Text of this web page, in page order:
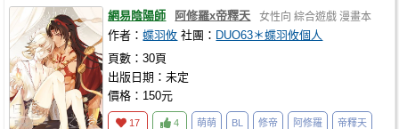
網易陰陽師 阿修羅x帝釋天 女性向 綜合遊戲 漫畫本
作者：蝶羽攸 社團： DUO63＊蝶羽攸個人
頁數：30頁
出版日期：未定
價格：150元
17 4 萌萌 BL 修帝 阿修羅 帝釋天